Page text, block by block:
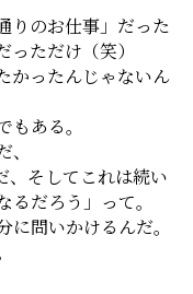
りのお仕事」だった
ただけ（笑）
かったんじゃないん
ある。
、そしてこれは続い
だろう」って。
に問いかけるんだ。